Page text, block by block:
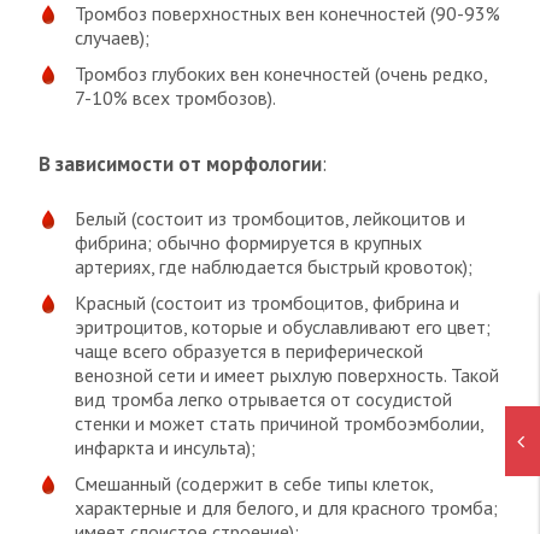
Тромбоз поверхностных вен конечностей (90-93%
случаев);
Тромбоз глубоких вен конечностей (очень редко,
7-10% всех тромбозов).
В зависимости от морфологии:
Белый (состоит из тромбоцитов, лейкоцитов и
фибрина; обычно формируется в крупных
артериях, где наблюдается быстрый кровоток);
Красный (состоит из тромбоцитов, фибрина и
эритроцитов, которые и обуславливают его цвет;
чаще всего образуется в периферической
венозной сети и имеет рыхлую поверхность. Такой
вид тромба легко отрывается от сосудистой
стенки и может стать причиной тромбоэмболии,
инфаркта и инсульта);
Смешанный (содержит в себе типы клеток,
характерные и для белого, и для красного тромба;